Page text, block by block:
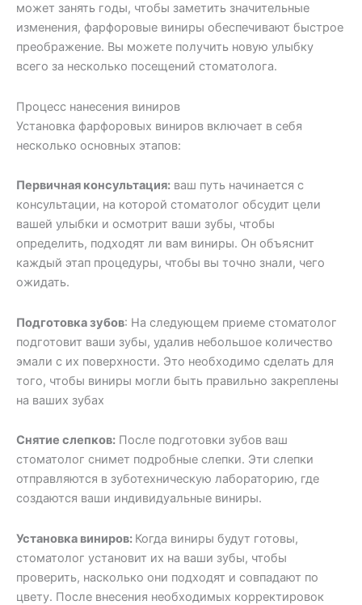
может занять годы, чтобы заметить значительные
изменения, фарфоровые виниры обеспечивают быстрое
преображение. Вы можете получить новую улыбку
всего за несколько посещений стоматолога.
Процесс нанесения виниров
Установка фарфоровых виниров включает в себя
несколько основных этапов:
Первичная консультация: ваш путь начинается с
консультации, на которой стоматолог обсудит цели
вашей улыбки и осмотрит ваши зубы, чтобы
определить, подходят ли вам виниры. Он объяснит
каждый этап процедуры, чтобы вы точно знали, чего
ожидать.
Подготовка зубов: На следующем приеме стоматолог
подготовит ваши зубы, удалив небольшое количество
эмали с их поверхности. Это необходимо сделать для
того, чтобы виниры могли быть правильно закреплены
на ваших зубах
Снятие слепков: После подготовки зубов ваш
стоматолог снимет подробные слепки. Эти слепки
отправляются в зуботехническую лабораторию, где
создаются ваши индивидуальные виниры.
Установка виниров: Когда виниры будут готовы,
стоматолог установит их на ваши зубы, чтобы
проверить, насколько они подходят и совпадают по
цвету. После внесения необходимых корректировок